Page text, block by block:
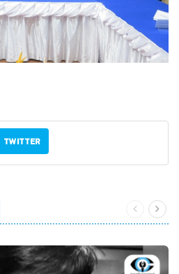
TWITTER